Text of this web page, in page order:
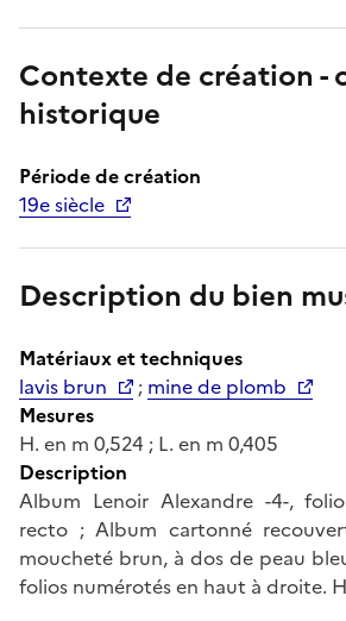
Contexte de création -
historique
Période de création
19e siècle
Description du bien
Matériaux et techniques
lavis brun
; mine de plomb
Mesures
H. en m 0,524 ; L. en m 0,405
Description
Album Lenoir Alexandre -4-,
recto ; Album cartonné
moucheté brun, à dos de peau
folios numérotés en haut à droite.